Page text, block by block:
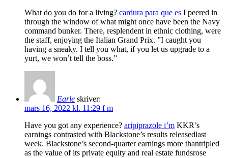
What do you do for a living? cardura para que es I peered in
through the window of what might once have been the Navy
command bunker. There, resplendent in ethnic clothing, were
the staff, enjoying the Italian Grand Prix. ”I caught you
having a sneaky. I tell you what, if you let us upgrade to a
yurt, we won’t tell the boss.”
Earle skriver:
mars 16, 2022 kl. 11:29 f m
Have you got any experience? aripiprazole i’m KKR’s
earnings contrasted with Blackstone’s results releasedlast
week. Blackstone’s second-quarter earnings more thantripled
as the value of its private equity and real estate fundsrose